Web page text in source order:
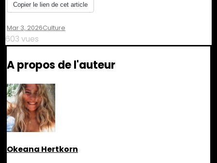
Copier le lien de cet article
Mar 3, 2026Culture
603 vues
A propos de l'auteur
Okeana Hertkorn